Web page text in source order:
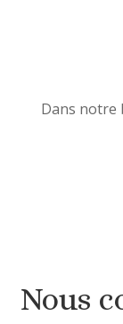
Dans notre
Nous